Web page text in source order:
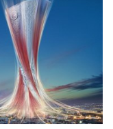
Ротань,